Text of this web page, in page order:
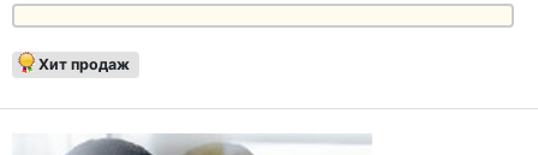
Хит продаж